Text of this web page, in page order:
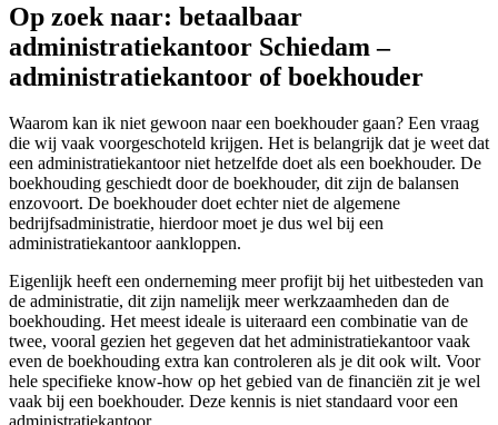
Op zoek naar: betaalbaar
administratiekantoor Schiedam –
administratiekantoor of boekhouder
Waarom kan ik niet gewoon naar een boekhouder gaan? Een vraag
die wij vaak voorgeschoteld krijgen. Het is belangrijk dat je weet dat
een administratiekantoor niet hetzelfde doet als een boekhouder. De
boekhouding geschiedt door de boekhouder, dit zijn de balansen
enzovoort. De boekhouder doet echter niet de algemene
bedrijfsadministratie, hierdoor moet je dus wel bij een
administratiekantoor aankloppen.
Eigenlijk heeft een onderneming meer profijt bij het uitbesteden van
de administratie, dit zijn namelijk meer werkzaamheden dan de
boekhouding. Het meest ideale is uiteraard een combinatie van de
twee, vooral gezien het gegeven dat het administratiekantoor vaak
even de boekhouding extra kan controleren als je dit ook wilt. Voor
hele specifieke know-how op het gebied van de financiën zit je wel
vaak bij een boekhouder. Deze kennis is niet standaard voor een